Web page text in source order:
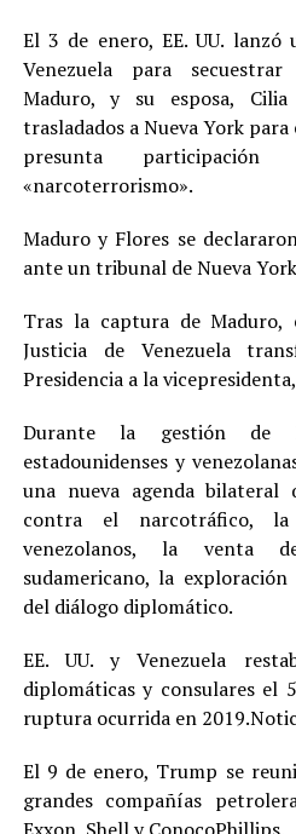
El 3 de enero, EE. UU.
Venezuela para
Maduro, y su esposa,
trasladados a Nueva York
presunta
«narcoterrorismo».
Maduro y Flores se
ante un tribunal de Nueva
Tras la captura de Maduro,
Justicia de Venezuela
Presidencia a la
Durante la gestión de
estadounidenses y
una nueva agenda bilateral
contra el narcotráfico,
venezolanos, la venta
sudamericano, la
del diálogo diplomático.
EE. UU. y Venezuela
diplomáticas y consulares el
ruptura ocurrida en
El 9 de enero, Trump se
grandes compañías